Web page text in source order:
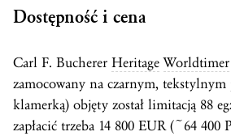
Dostępność i cena
Carl F. Bucherer Heritage Worldtimer
zamocowany na czarnym, tekstylnym
klamerką) objęty został limitacją 88
zapłacić trzeba 14 800 EUR (~64